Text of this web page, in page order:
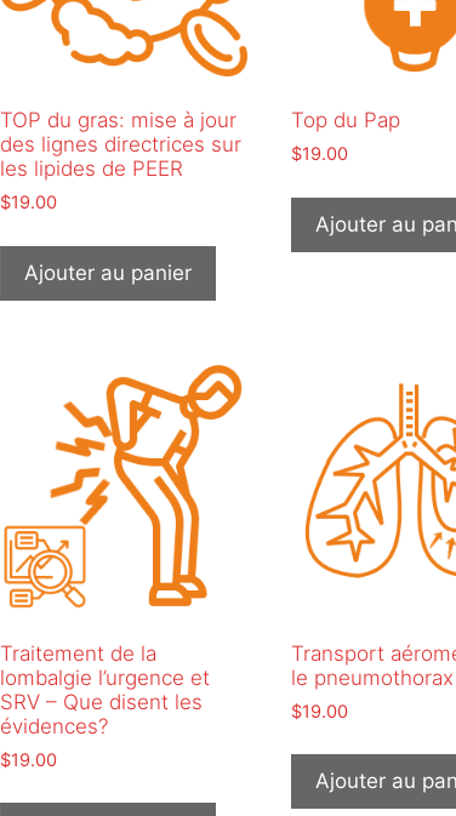
TOP du gras: mise à jour
des lignes directrices sur
les lipides de PEER
$19.00
Ajouter au panier
Top du Pap
$19.00
Ajouter au
Traitement de la
lombalgie l’urgence et
SRV – Que disent les
évidences?
$19.00
Transport
le pneumothorax
$19.00
Ajouter au